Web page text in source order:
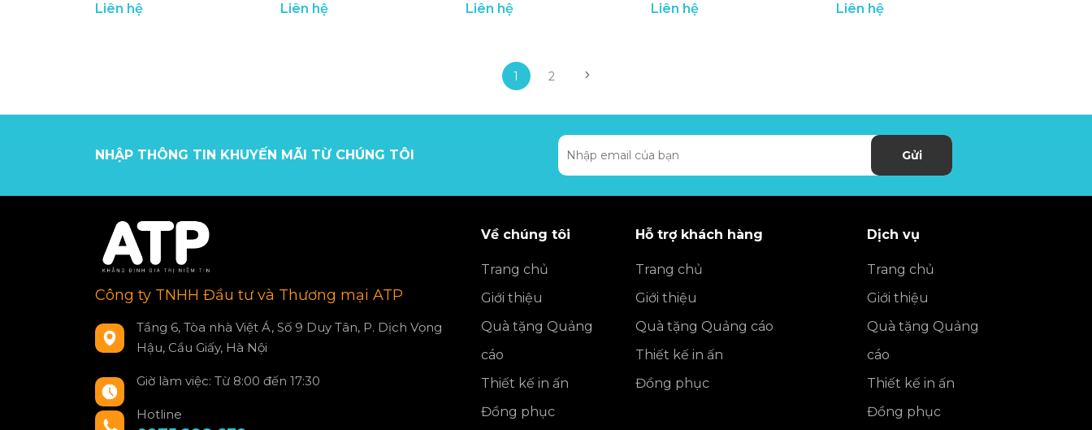
Liên hệ Liên hệ Liên hệ Liên hệ Liên hệ
1 2
NHẬP THÔNG TIN KHUYẾN MÃI TỪ CHÚNG TÔI Gửi
Công ty TNHH Đầu tư và Thương mại ATP
Tầng 6, Tòa nhà Việt Á, Số 9 Duy Tân, P. Dịch Vọng
Hậu, Cầu Giấy, Hà Nội
Giờ làm việc: Từ 8:00 đến 17:30
Hotline
Về chúng tôi
Trang chủ
Giới thiệu
Quà tặng Quảng
cáo
Thiết kế in ấn
Đồng phục
Hỗ trợ khách hàng
Trang chủ
Giới thiệu
Quà tặng Quảng cáo
Thiết kế in ấn
Đồng phục
Dịch vụ
Trang chủ
Giới thiệu
Quà tặng Quảng
cáo
Thiết kế in ấn
Đồng phục